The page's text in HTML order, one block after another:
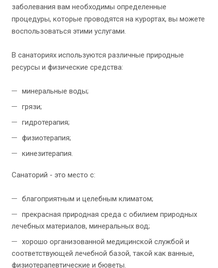
заболевания вам необходимы определенные
процедуры, которые проводятся на курортах, вы можете
воспользоваться этими услугами.
В санаториях используются различные природные
ресурсы и физические средства:
минеральные воды;
грязи;
гидротерапия;
физиотерапия;
кинезитерапия.
Санаторий - это место с:
благоприятным и целебным климатом;
прекрасная природная среда с обилием природных
лечебных материалов, минеральных вод;
хорошо организованной медицинской службой и
соответствующей лечебной базой, такой как ванные,
физиотерапевтические и бюветы.